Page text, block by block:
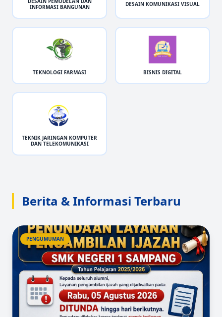
INFORMASI BANGUNAN
DESAIN KOMUNIKASI VISUAL
TEKNOLOGI FARMASI BISNIS DIGITAL
TEKNIK JARINGAN KOMPUTER
DAN TELEKOMUNIKASI
Berita & Informasi Terbaru
PENGUMUMAN